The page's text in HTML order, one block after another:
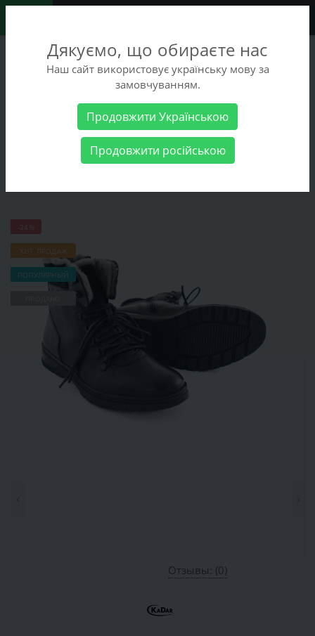
+38 (068) 486-90-09
+38 (093) 486-90-09
Мужские товары Мужская обувь Зимняя обувь
-24%
ХИТ ПРОДАЖ
ПОПУЛЯРНЫЙ
Отзывы: (0)
Дякуємо, що обираєте нас
Наш сайт використовує українську мову за
замовчуванням.
Продовжити Українською
Продовжити російською